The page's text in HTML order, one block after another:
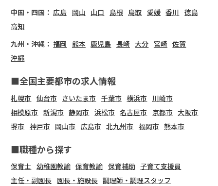
中国・四国： 広島 岡山 山口 島根 鳥取 愛媛 香川 徳島
高知
九州・沖縄： 福岡 熊本 鹿児島 長崎 大分 宮崎 佐賀
沖縄
■全国主要都市の求人情報
札幌市 仙台市 さいたま市 千葉市 横浜市
川崎市
相模原市 新潟市 静岡市 浜松市 名古屋市 京都市 大阪市
堺市 神戸市 岡山市 広島市 北九州市 福岡市 熊本市
■職種から探す
保育士 幼稚園教諭 保育教諭 保育補助 子育て支援員
主任・副園長 園長・施設長 調理師・調理スタッフ